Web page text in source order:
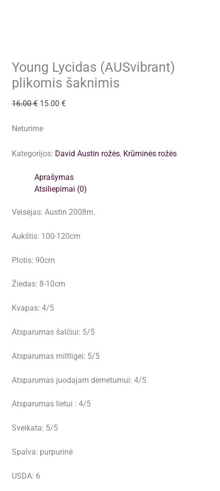
Young Lycidas (AUSvibrant)
plikomis šaknimis
16.00€ Original
was:
15.00 €Current
Neturime
Kategorijos: David Austin rožės, Krūminės rožės
Aprašymas
Atsiliepimai (0)
Veisėjas: Austin 2008m.
Aukštis: 100-120cm
Plotis: 90cm
Žiedas: 8-10cm
Kvapas: 4/5
Atsparumas šalčiui: 5/5
Atsparumas miltligei: 5/5
Atsparumas juodajam dėmėtumui: 4/5
Atsparumas lietui : 4/5
Sveikata: 5/5
Spalva: purpurinė
USDA: 6